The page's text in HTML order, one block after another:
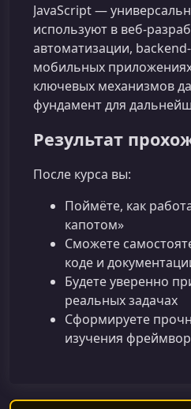
JavaScript —
используют в
автоматизации,
мобильных
ключевых механизмов
фундамент для
Результат
После курса вы:
Поймёте, как
капотом»
Сможете
коде и
Будете уверенно
реальных задачах
Сформируете
изучения